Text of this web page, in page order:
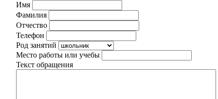
Имя
Фамилия
Отчество
Телефон
Род занятий
Место работы или учебы
Текст обращения